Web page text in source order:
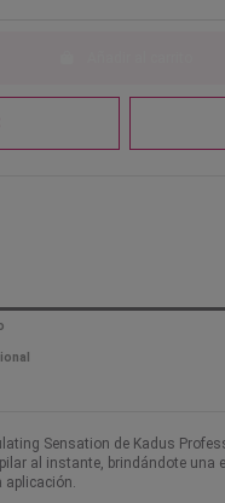
Sensation de Kadus
al instante, brindándote una
aplicación.